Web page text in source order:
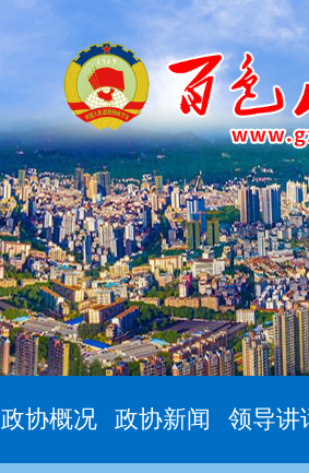
政协概况 政协新闻 领导讲